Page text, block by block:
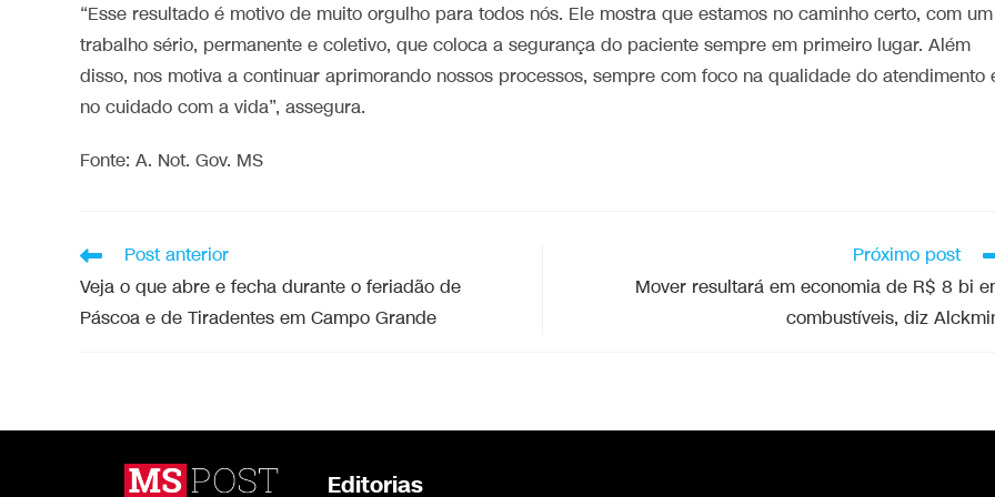
“Esse resultado é motivo de muito orgulho para todos nós. Ele mostra que estamos no caminho certo, com um
trabalho sério, permanente e coletivo, que coloca a segurança do paciente sempre em primeiro lugar. Além
disso, nos motiva a continuar aprimorando nossos processos, sempre com foco na qualidade do atendimento
no cuidado com a vida”, assegura.
Fonte: A. Not. Gov. MS
Post anterior
Veja o que abre e fecha durante o feriadão de
Páscoa e de Tiradentes em Campo Grande
Próximo post
Mover resultará em economia de R$ 8 bi
combustíveis, diz
Editorias